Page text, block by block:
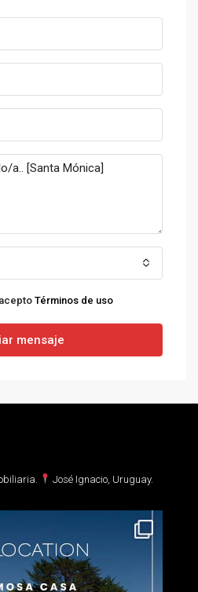
Términos de uso
mensaje
José Ignacio, Uruguay.